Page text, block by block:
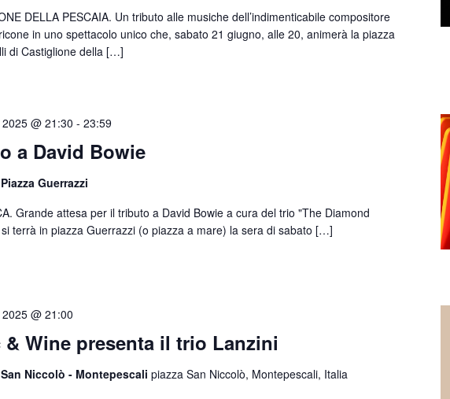
DELLA PESCAIA. Un tributo alle musiche dell’indimenticabile compositore
in uno spettacolo unico che, sabato 21 giugno, alle 20, animerà la piazza
di Castiglione della […]
a David Bowie
@ 21:30 -23:59
Guerrazzi
Grande attesa per il tributo a David Bowie a cura del trio "The Diamond
terrà in piazza Guerrazzi (o piazza a mare) la sera di sabato […]
& Wine presenta il trio Lanzini
@ 21:00
Niccolò - Montepescalipiazza San Niccolò, Montepescali, Italia